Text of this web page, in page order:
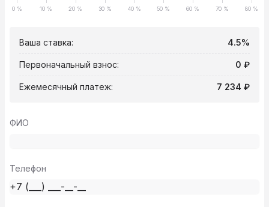
0 % 10 % 20 % 30 % 40 % 50 % 60 % 70 % 80 %
Ваша ставка: 4.5%
Первоначальный взнос: 0 ₽
Ежемесячный платеж: 7 234 ₽
ФИО
Телефон